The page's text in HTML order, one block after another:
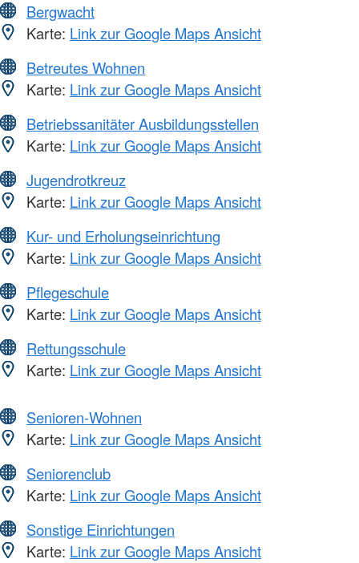
Bergwacht
Karte: Link zur Google Maps Ansicht
Betreutes Wohnen
Karte: Link zur Google Maps Ansicht
Betriebssanitäter Ausbildungsstellen
Karte: Link zur Google Maps Ansicht
Jugendrotkreuz
Karte: Link zur Google Maps Ansicht
Kur- und Erholungseinrichtung
Karte: Link zur Google Maps Ansicht
Pflegeschule
Karte: Link zur Google Maps Ansicht
Rettungsschule
Karte: Link zur Google Maps Ansicht
Senioren-Wohnen
Karte: Link zur Google Maps Ansicht
Seniorenclub
Karte: Link zur Google Maps Ansicht
Sonstige Einrichtungen
Karte: Link zur Google Maps Ansicht